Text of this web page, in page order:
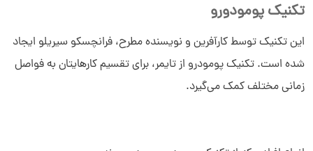
تکنیک پومودورو
این تکنیک توسط کارآفرین و نویسنده مطرح، فرانچسکو سیریلو ایجاد
شده است. تکنیک پومودرو از تایمر، برای تقسیم کارهایتان به فواصل
زمانی مختلف کمک می‌گیرد.